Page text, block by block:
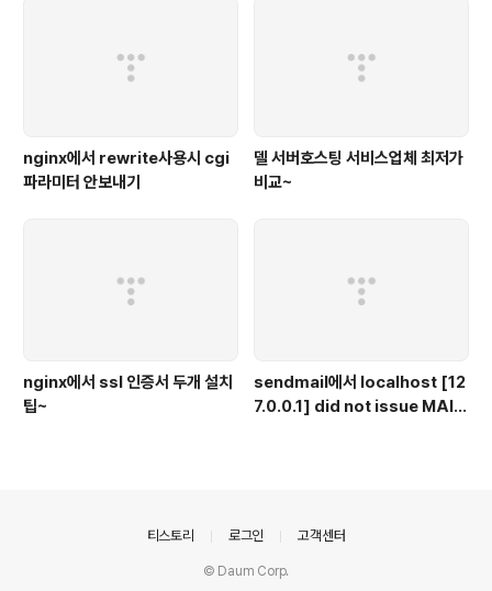
nginx에서 rewrite사용시 cgi
파라미터 안보내기
델 서버호스팅 서비스업체 최저가
비교~
nginx에서 ssl 인증서 두개 설치
팁~
sendmail에서 localhost [12
7.0.0.1] did not issue MAI
티스토리 로그인 고객센터
© Daum Corp.